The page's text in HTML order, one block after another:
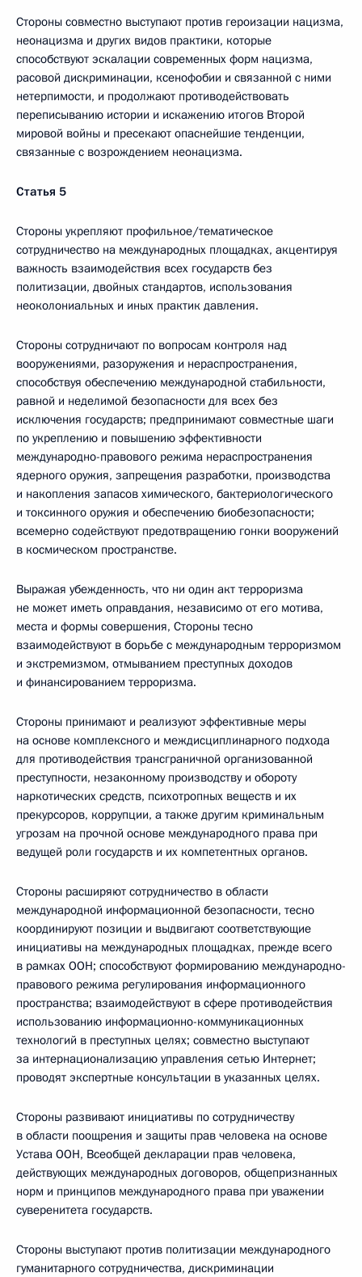
Стороны совместно выступают против героизации нацизма,
неонацизма и других видов практики, которые
способствуют эскалации современных форм нацизма,
расовой дискриминации, ксенофобии и связанной с ними
нетерпимости, и продолжают противодействовать
переписыванию истории и искажению итогов Второй
мировой войны и пресекают опаснейшие тенденции,
связанные с возрождением неонацизма.
Статья 5
Стороны укрепляют профильное/тематическое
сотрудничество на международных площадках, акцентируя
важность взаимодействия всех государств без
политизации, двойных стандартов, использования
неоколониальных и иных практик давления.
Стороны сотрудничают по вопросам контроля над
вооружениями, разоружения и нераспространения,
способствуя обеспечению международной стабильности,
равной и неделимой безопасности для всех без
исключения государств; предпринимают совместные шаги
по укреплению и повышению эффективности
международно-правового режима нераспространения
ядерного оружия, запрещения разработки, производства
и накопления запасов химического, бактериологического
и токсинного оружия и обеспечению биобезопасности;
всемерно содействуют предотвращению гонки вооружений
в космическом пространстве.
Выражая убежденность, что ни один акт терроризма
не может иметь оправдания, независимо от его мотива,
места и формы совершения, Стороны тесно
взаимодействуют в борьбе с международным терроризмом
и экстремизмом, отмыванием преступных доходов
и финансированием терроризма.
Стороны принимают и реализуют эффективные меры
на основе комплексного и междисциплинарного подхода
для противодействия трансграничной организованной
преступности, незаконному производству и обороту
наркотических средств, психотропных веществ и их
прекурсоров, коррупции, а также другим криминальным
угрозам на прочной основе международного права при
ведущей роли государств и их компетентных органов.
Стороны расширяют сотрудничество в области
международной информационной безопасности, тесно
координируют позиции и выдвигают соответствующие
инициативы на международных площадках, прежде всего
в рамках ООН; способствуют формированию международно-
правового режима регулирования информационного
пространства; взаимодействуют в сфере противодействия
использованию информационно-коммуникационных
технологий в преступных целях; совместно выступают
за интернационализацию управления сетью Интернет;
проводят экспертные консультации в указанных целях.
Стороны развивают инициативы по сотрудничеству
в области поощрения и защиты прав человека на основе
Устава ООН, Всеобщей декларации прав человека,
действующих международных договоров, общепризнанных
норм и принципов международного права при уважении
суверенитета государств.
Стороны выступают против политизации международного
гуманитарного сотрудничества, дискриминации